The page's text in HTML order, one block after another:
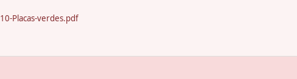
10-Placas-verdes.pdf